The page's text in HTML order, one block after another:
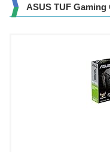
ASUS TUF Gaming